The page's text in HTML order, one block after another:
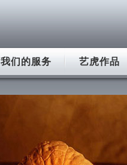
我们的服务 艺虎作品